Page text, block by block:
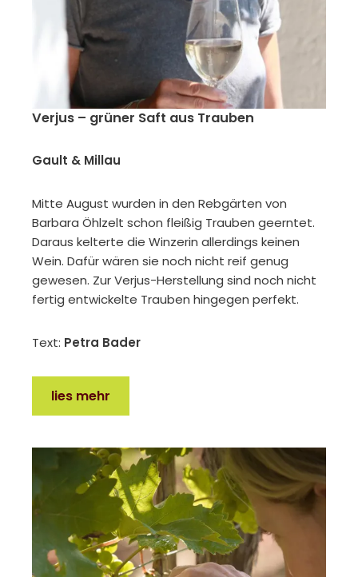
Verjus – grüner Saft aus Trauben
Gault & Millau
Mitte August wurden in den Rebgärten von
Barbara Öhlzelt schon fleißig Trauben geerntet.
Daraus kelterte die Winzerin allerdings keinen
Wein. Dafür wären sie noch nicht reif genug
gewesen. Zur Verjus-Herstellung sind noch nicht
fertig entwickelte Trauben hingegen perfekt.
Text: Petra Bader
lies mehr